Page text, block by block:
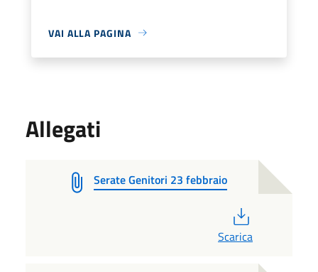
VAI ALLA PAGINA
Allegati
Serate Genitori 23 febbraio
Scarica